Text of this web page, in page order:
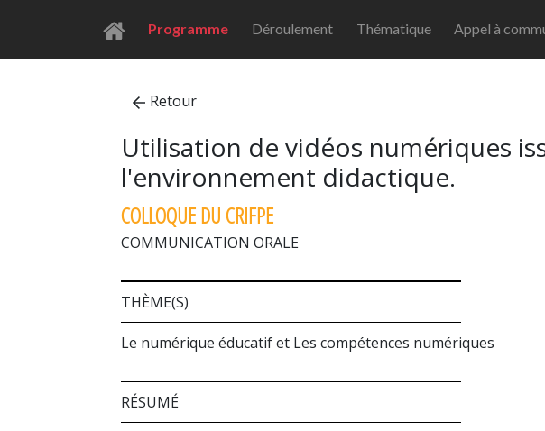
Programme Déroulement Thématique Appel à
Retour
Utilisation de vidéos numériques
l'environnement didactique.
COLLOQUE DU CRIFPE
COMMUNICATION ORALE
THÈME(S)
Le numérique éducatif et Les compétences numériques
RÉSUMÉ